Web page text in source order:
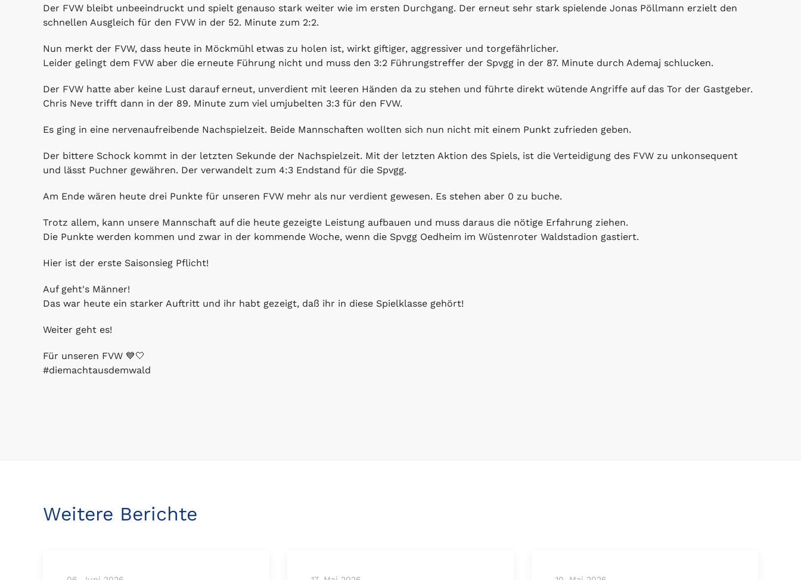
Der FVW bleibt unbeeindruckt und spielt genauso stark weiter wie im ersten Durchgang. Der erneut sehr stark spielende Jonas Pöllmann erzielt den
schnellen Ausgleich für den FVW in der 52. Minute zum 2:2.
Nun merkt der FVW, dass heute in Möckmühl etwas zu holen ist, wirkt giftiger, aggressiver und torgefährlicher.
Leider gelingt dem FVW aber die erneute Führung nicht und muss den 3:2 Führungstreffer der Spvgg in der 87. Minute durch Ademaj schlucken.
Der FVW hatte aber keine Lust darauf erneut, unverdient mit leeren Händen da zu stehen und führte direkt wütende Angriffe auf das Tor der Gastgeber.
Chris Neve trifft dann in der 89. Minute zum viel umjubelten 3:3 für den FVW.
Es ging in eine nervenaufreibende Nachspielzeit. Beide Mannschaften wollten sich nun nicht mit einem Punkt zufrieden geben.
Der bittere Schock kommt in der letzten Sekunde der Nachspielzeit. Mit der letzten Aktion des Spiels, ist die Verteidigung des FVW zu unkonsequent
und lässt Puchner gewähren. Der verwandelt zum 4:3 Endstand für die Spvgg.
Am Ende wären heute drei Punkte für unseren FVW mehr als nur verdient gewesen. Es stehen aber 0 zu buche.
Trotz allem, kann unsere Mannschaft auf die heute gezeigte Leistung aufbauen und muss daraus die nötige Erfahrung ziehen.
Die Punkte werden kommen und zwar in der kommende Woche, wenn die Spvgg Oedheim im Wüstenroter Waldstadion gastiert.
Hier ist der erste Saisonsieg Pflicht!
Auf geht's Männer!
Das war heute ein starker Auftritt und ihr habt gezeigt, daß ihr in diese Spielklasse gehört!
Weiter geht es!
Für unseren FVW 💙🤍
#diemachtausdemwald
Weitere Berichte